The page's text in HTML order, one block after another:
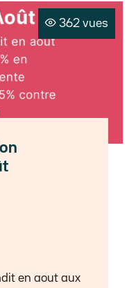
362 vues
en aout aux